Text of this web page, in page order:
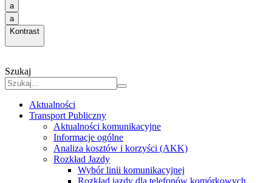
a
a
Kontrast
Szukaj
Aktualności
Transport Publiczny
Aktualności komunikacyjne
Informacje ogólne
Analiza kosztów i korzyści (AKK)
Rozkład Jazdy
Wybór linii komunikacyjnej
Rozkład jazdy dla telefonów komórkowych